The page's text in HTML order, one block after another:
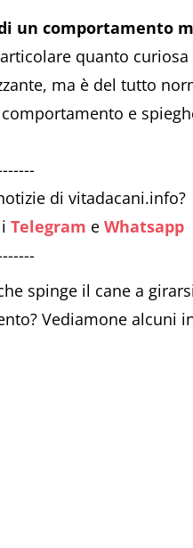
un comportamento
quanto
ma è del tutto
e
di vitadacani.info?
Telegram e Whatsapp
spinge il cane a
Vediamone alcuni